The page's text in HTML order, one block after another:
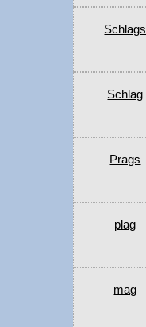
Schlags
Schlag
Prags
plag
mag